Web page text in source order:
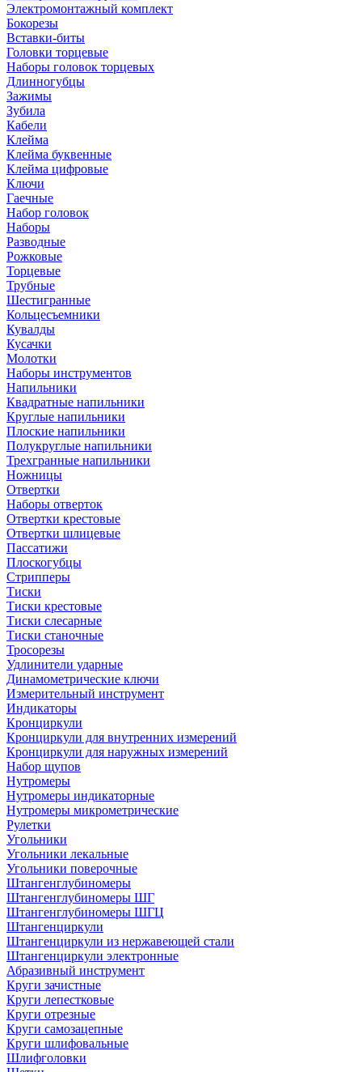
Электромонтажный комплект
Бокорезы
Вставки-биты
Головки торцевые
Наборы головок торцевых
Длинногубцы
Зажимы
Зубила
Кабели
Клейма
Клейма буквенные
Клейма цифровые
Ключи
Гаечные
Набор головок
Наборы
Разводные
Рожковые
Торцевые
Трубные
Шестигранные
Кольцесъемники
Кувалды
Кусачки
Молотки
Наборы инструментов
Напильники
Квадратные напильники
Круглые напильники
Плоские напильники
Полукруглые напильники
Трехгранные напильники
Ножницы
Отвертки
Наборы отверток
Отвертки крестовые
Отвертки шлицевые
Пассатижи
Плоскогубцы
Стрипперы
Тиски
Тиски крестовые
Тиски слесарные
Тиски станочные
Тросорезы
Удлинители ударные
Динамометрические ключи
Измерительный инструмент
Индикаторы
Кронциркули
Кронциркули для внутренних измерений
Кронциркули для наружных измерений
Набор щупов
Нутромеры
Нутромеры индикаторные
Нутромеры микрометрические
Рулетки
Угольники
Угольники лекальные
Угольники поверочные
Штангенглубиномеры
Штангенглубиномеры ШГ
Штангенглубиномеры ШГЦ
Штангенциркули
Штангенциркули из нержавеющей стали
Штангенциркули электронные
Абразивный инструмент
Круги зачистные
Круги лепестковые
Круги отрезные
Круги самозацепные
Круги шлифовальные
Шлифголовки